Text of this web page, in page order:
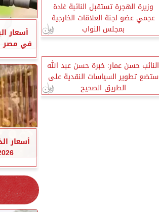
وزيرة الهجرة تستقبل النائبة غادة
عجمي عضو لجنة العلاقات الخارجية
بمجلس النواب
النائب حسن عمار: خبرة حسن عبد الله
ستضع تطوير السياسات النقدية على
الطريق الصحيح
أسعار
في مصر
2026 في مصر.. كم